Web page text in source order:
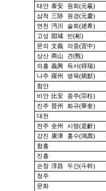
태안 泰安 원희(元羲)
삼척 三陟 원경(元慶)
면천 沔川 술희(述希)
고성 固城 빈(彬)
문의 文義 의중(宜中)
상산 商山 견(甄)
의흥 義興 득서(得瑞)
나주 羅州 병묵(炳默)
함안
비안 比安 종주(宗柱)
진주 晉州 화규(華奎)
대천
전주 全州 시령(是齡)
강진 康津 홍수(鴻壽)
함흥
진흥
순창 淳昌 두간(斗幹)
청주
문화